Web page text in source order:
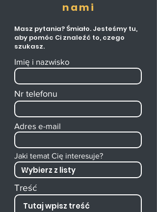
nami
Masz pytania? Śmiało. Jesteśmy tu,
aby pomóc Ci znaleźć to, czego
szukasz.
Imię i nazwisko
Nr telefonu
Adres e-mail
Jaki temat Cię interesuje?
Treść